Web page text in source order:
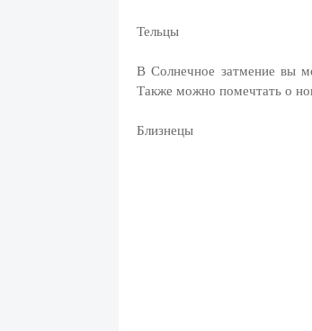
Тельцы
В Солнечное затмение вы
Также можно помечтать о
Близнецы